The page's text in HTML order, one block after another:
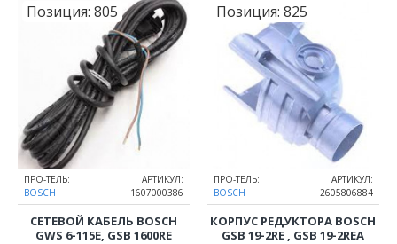
Позиция: 805
ПРО-ТЕЛЬ:
BOSCH
АРТИКУЛ:
1607000386
СЕТЕВОЙ КАБЕЛЬ BOSCH
GWS 6-115E, GSB 1600RE
Позиция: 825
ПРО-ТЕЛЬ:
BOSCH
АРТИКУЛ:
2605806884
КОРПУС РЕДУКТОРА BOSCH
GSB 19-2RE , GSB 19-2REA